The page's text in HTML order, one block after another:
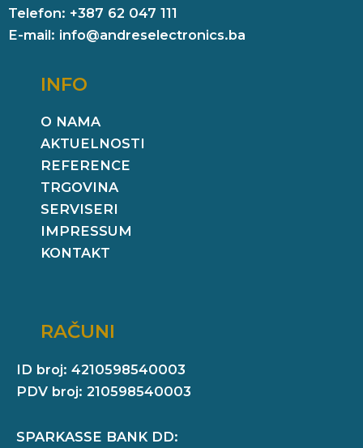
Telefon: +387 62 047 111
E-mail: info@andreselectronics.ba
INFO
O NAMA
AKTUELNOSTI
REFERENCE
TRGOVINA
SERVISERI
IMPRESSUM
KONTAKT
RAČUNI
ID broj: 4210598540003
PDV broj: 210598540003
SPARKASSE BANK DD: